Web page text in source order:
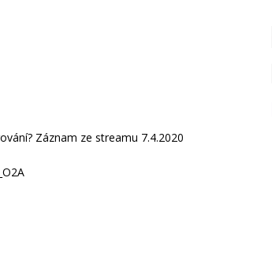
Záznam ze streamu 7.4.2020